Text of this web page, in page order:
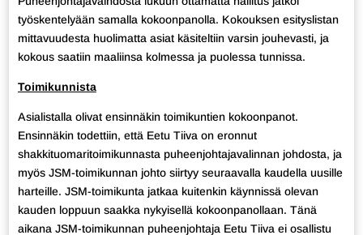
työskentelyään samalla kokoonpanolla. Kokouksen esityslistan
mittavuudesta huolimatta asiat käsiteltiin varsin jouhevasti, ja
kokous saatiin maaliinsa kolmessa ja puolessa tunnissa.
Toimikunnista
Asialistalla olivat ensinnäkin toimikuntien kokoonpanot.
Ensinnäkin todettiin, että Eetu Tiiva on eronnut
shakkituomaritoimikunnasta puheenjohtajavalinnan johdosta, ja
myös JSM-toimikunnan johto siirtyy seuraavalla kaudella uusille
harteille. JSM-toimikunta jatkaa kuitenkin käynnissä olevan
kauden loppuun saakka nykyisellä kokoonpanollaan. Tänä
aikana JSM-toimikunnan puheenjohtaja Eetu Tiiva ei osallistu